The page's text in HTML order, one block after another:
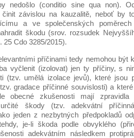
nedošlo (conditio sine qua non).
činit závislou na kauzalitě, neboť by
a ve společenských
škodu (srov. rozsudek
25 Cdo 3285/2015).
příčinami tedy nemohou být
vyčlenit (izolovat) jen ty příčiny, s
(tzv. umělá izolace jevů), které jsou
gradace příčinné souvislosti) a
obecné zkušenosti mají zpravidla
škody (tzv. adekvátní
jeden z nezbytných předpokladů
je-li škoda podle obvyklého
adekvátním následkem